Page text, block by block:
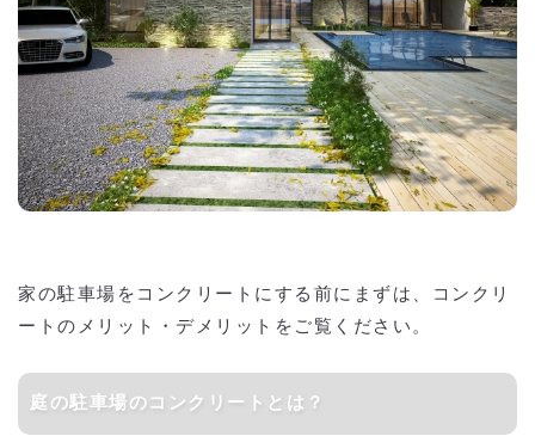
家の駐車場をコンクリートにする前にまずは、コンクリ
ートのメリット・デメリットをご覧ください。
庭の駐車場のコンクリートとは？